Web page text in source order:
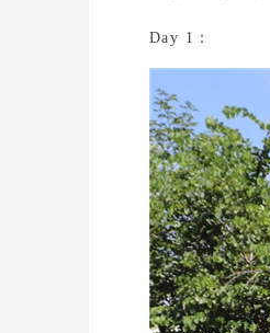
Day 1：